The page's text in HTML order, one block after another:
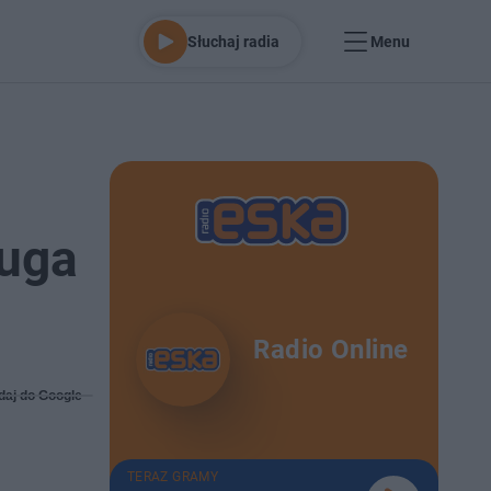
Słuchaj radia Menu
do Google
Radio Online
TERAZ GRAMY